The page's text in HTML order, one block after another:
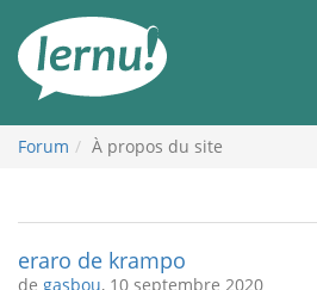
contenu
Forum À propos du site
eraro de krampo
de gasbou, 10 septembre 2020